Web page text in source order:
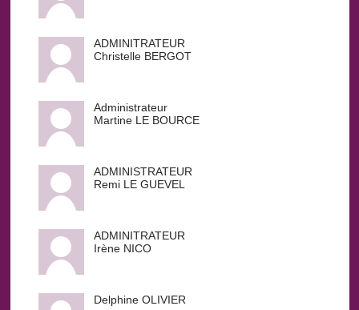
ADMINITRATEUR
Christelle BERGOT
Administrateur
Martine LE BOURCE
ADMINISTRATEUR
Remi LE GUEVEL
ADMINITRATEUR
Irène NICO
Delphine OLIVIER